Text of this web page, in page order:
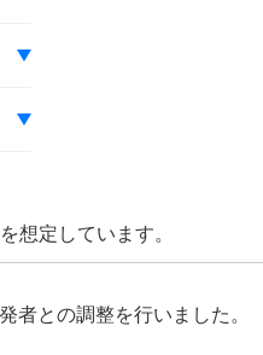
想定しています。
者との調整を行いました。